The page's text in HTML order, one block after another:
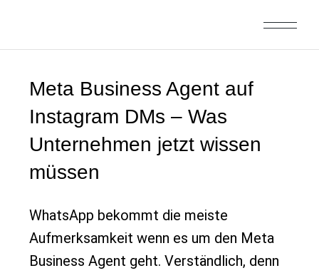
Meta Business Agent auf
Instagram DMs – Was
Unternehmen jetzt wissen
müssen
WhatsApp bekommt die meiste
Aufmerksamkeit wenn es um den Meta
Business Agent geht. Verständlich, denn